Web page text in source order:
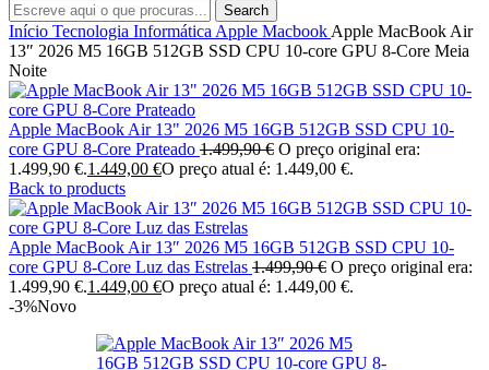
Search
Início Tecnologia Informática Apple Macbook Apple MacBook Air
13″ 2026 M5 16GB 512GB SSD CPU 10-core GPU 8-Core Meia
Noite
Apple MacBook Air 13" 2026 M5 16GB 512GB SSD CPU 10-
core GPU 8-Core Prateado 1.499,90€ O preço original era:
1.499,90 €.1.449,00 €O preço atual é: 1.449,00 €.
Back to products
Apple MacBook Air 13″ 2026 M5 16GB 512GB SSD CPU 10-
core GPU 8-Core Luz das Estrelas 1.499,90€ O preço original era:
1.499,90 €.1.449,00 €O preço atual é: 1.449,00 €.
-3%Novo